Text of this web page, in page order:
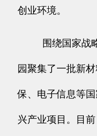
创业环境。
围绕国家战
园聚集了一批新
保、电子信息等
兴产业项目。目